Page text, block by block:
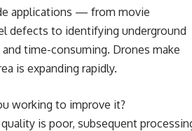
applications — from movie
defects to identifying underground
time-consuming. Drones make
is expanding rapidly.
working to improve it?
is poor, subsequent